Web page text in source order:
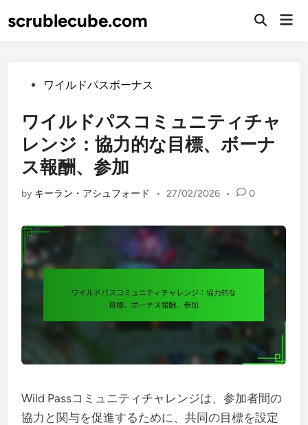
toscrublecube.com
Open
Postedワイルドパスボーナス
ワイルドパスコミュニティチャ
レンジ：協力的な目標、ボーナ
ス報酬、参加
by キーラン・アシュフォード • 27/02/2026 • 0
Wild Passコミュニティチャレンジは、参加者間の
協力と関与を促進するために、共同の目標を設定